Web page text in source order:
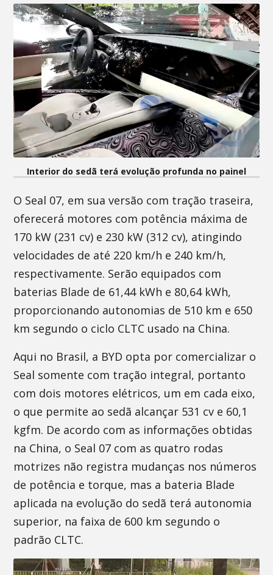
Interior do sedã terá evolução profunda no painel
O Seal 07, em sua versão com tração traseira,
oferecerá motores com potência máxima de
170 kW (231 cv) e 230 kW (312 cv), atingindo
velocidades de até 220 km/h e 240 km/h,
respectivamente. Serão equipados com
baterias Blade de 61,44 kWh e 80,64 kWh,
proporcionando autonomias de 510 km e 650
km segundo o ciclo CLTC usado na China.
Aqui no Brasil, a BYD opta por comercializar o
Seal somente com tração integral, portanto
com dois motores elétricos, um em cada eixo,
o que permite ao sedã alcançar 531 cv e 60,1
kgfm. De acordo com as informações obtidas
na China, o Seal 07 com as quatro rodas
motrizes não registra mudanças nos números
de potência e torque, mas a bateria Blade
aplicada na evolução do sedã terá autonomia
superior, na faixa de 600 km segundo o
padrão CLTC.